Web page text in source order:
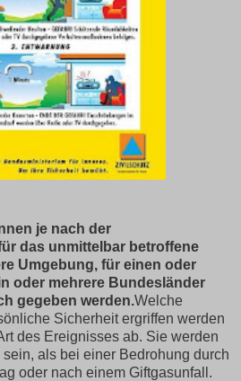
je nach der
das unmittelbar betroffene
Umgebung, für einen oder
oder mehrere Bundesländer
gegeben werden.Welche
Sicherheit ergriffen werden
des Ereignisses ab. Sie werden
als bei einer Bedrohung durch
oder nach einem Giftgasunfall.